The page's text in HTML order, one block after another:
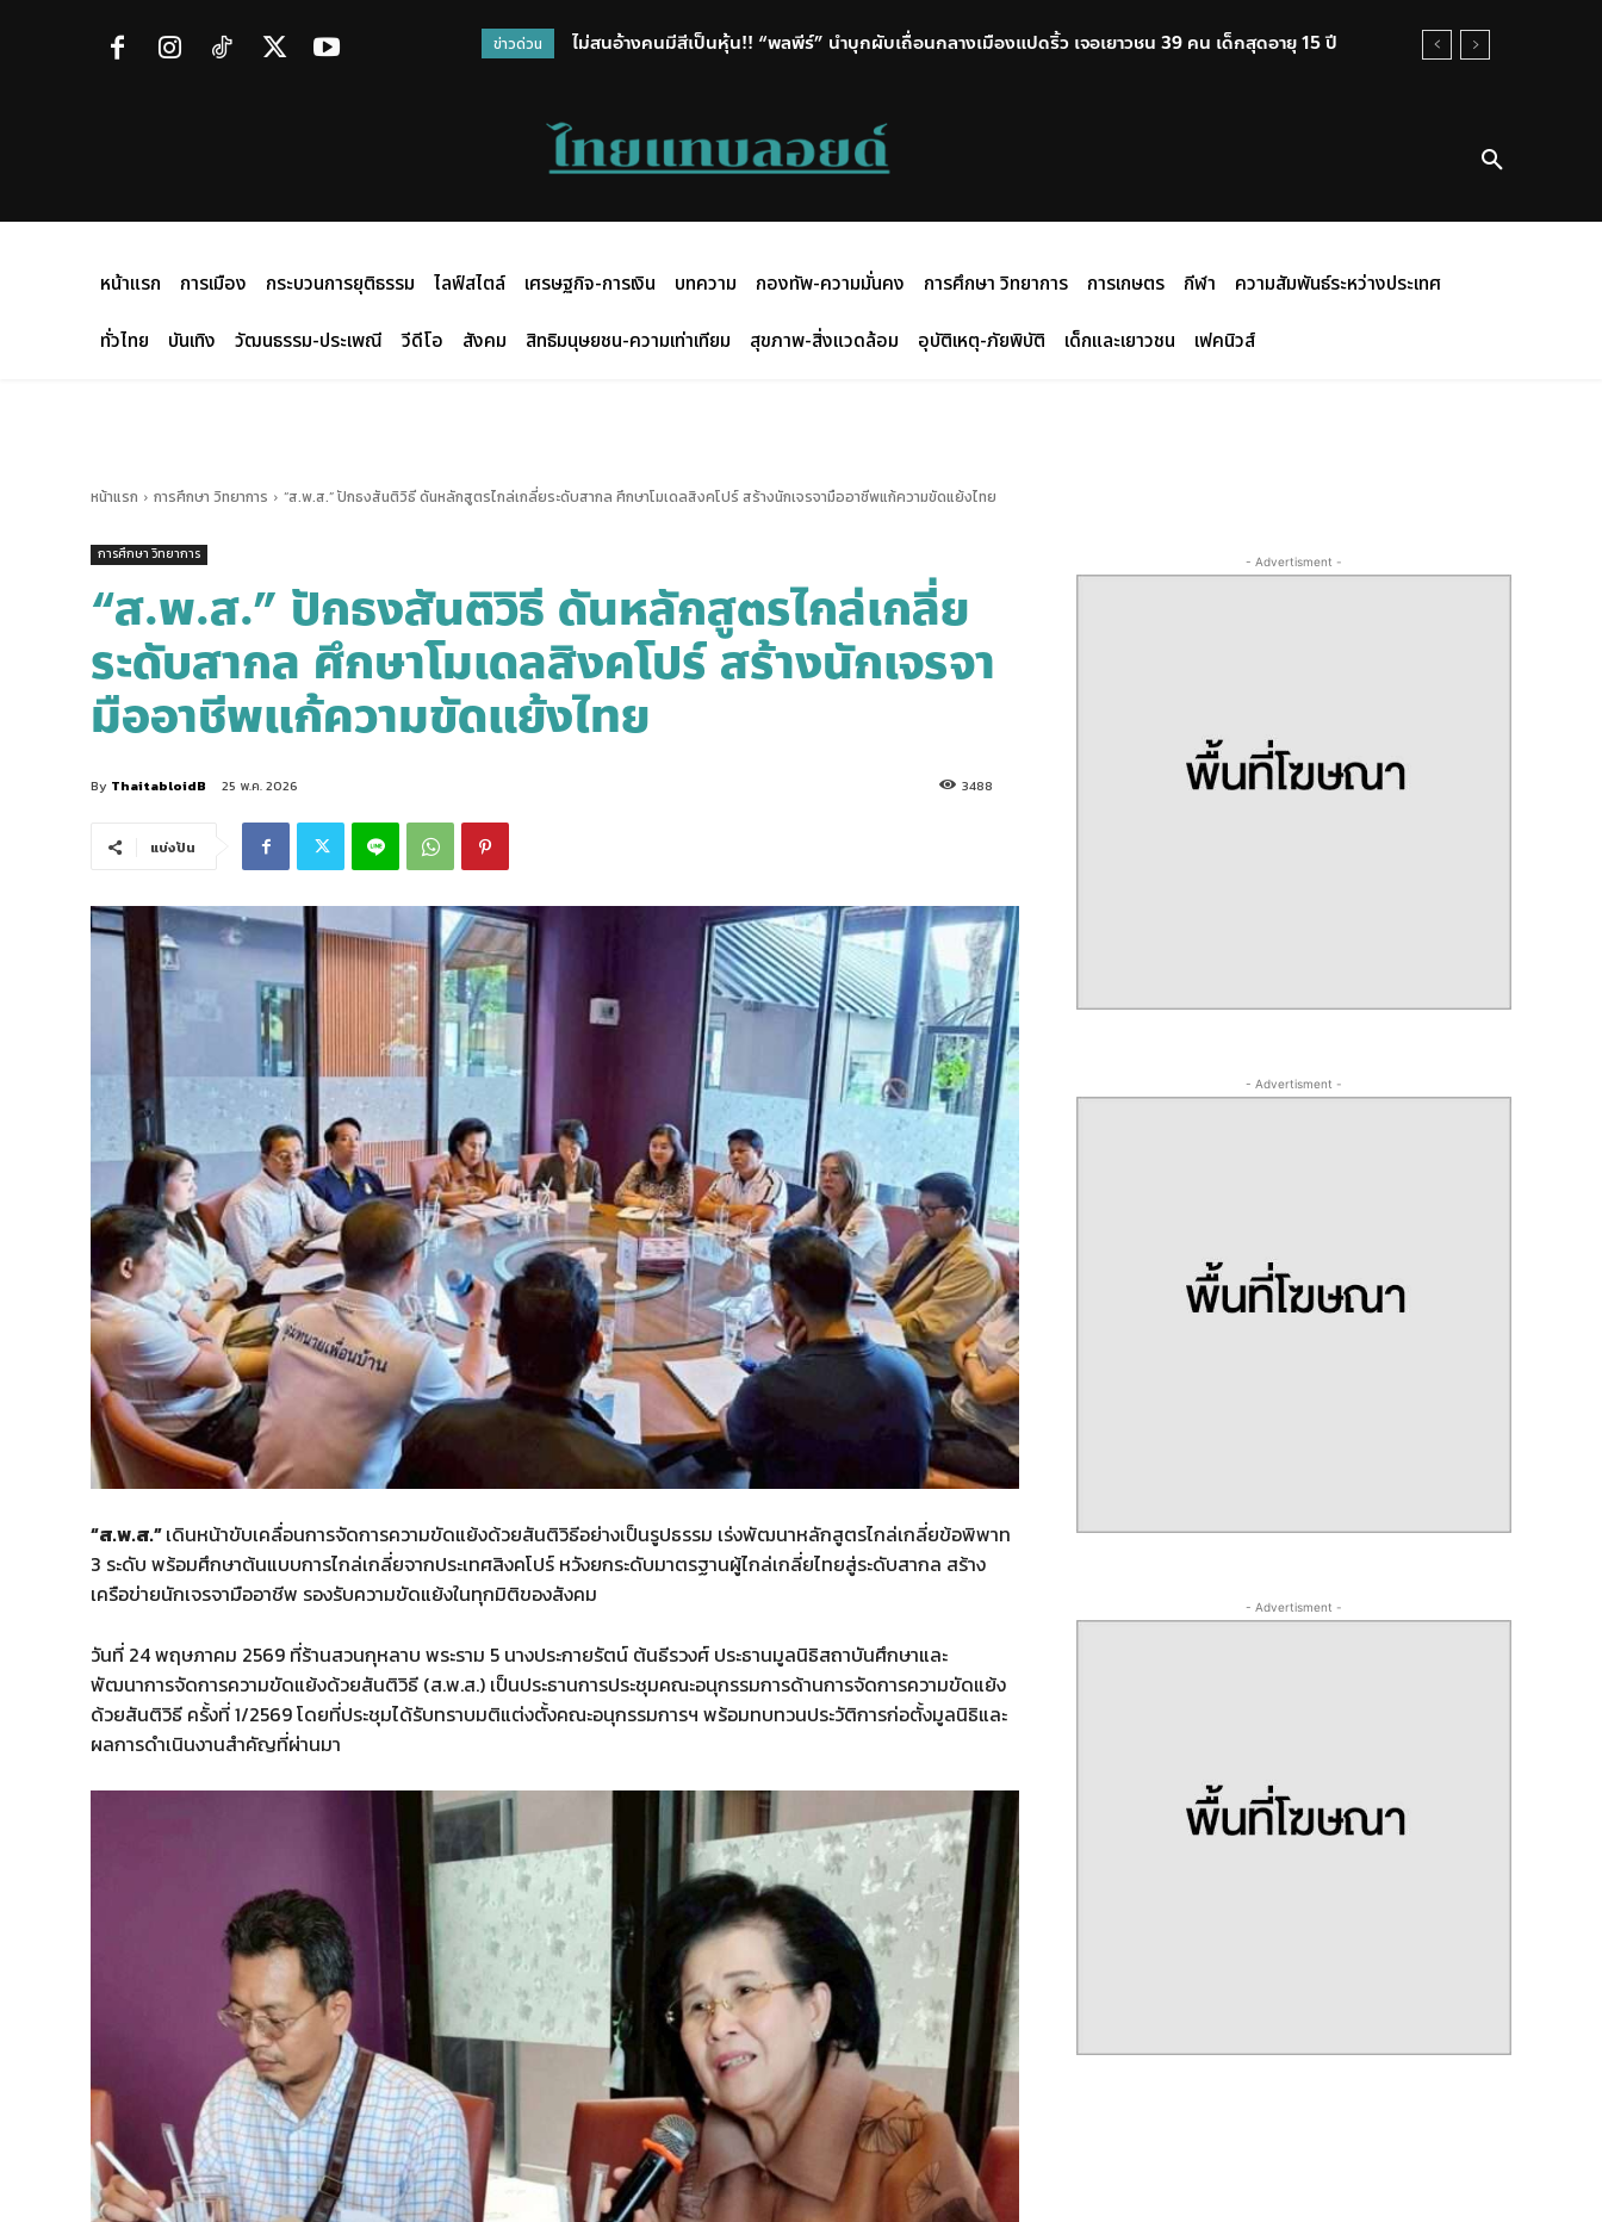
ข่าวด่วน
ไม่สนอ้างคนมีสีเป็นหุ้น!! “พลพีร์” นำบุกผับเถื่อนกลางเมืองแปดริ้ว เจอเยาวชน 39 คน เด็กสุดอายุ 15 ปี
หุ้นลงต่อเนื่อง บาทแข็งสุดในรอบ 6 สัปดาห์ คาดสัปดาห์หน้าเคลื่อนไหวที่ 32.80 – 33.60 บาท/ดอลลาร์
หน้าแรก การเมือง กระบวนการยุติธรรม ไลฟ์สไตล์ เศรษฐกิจ-การเงิน บทความ กองทัพ-ความมั่นคง การศึกษา วิทยาการ การเกษตร กีฬา
ความสัมพันธ์ระหว่างประเทศ
ทั่วไทย
บันเทิง วัฒนธรรม-ประเพณี วีดีโอ สังคม สิทธิมนุษยชน-ความเท่าเทียม สุขภาพ-สิ่งแวดล้อม อุบัติเหตุ-ภัยพิบัติ เด็กและเยาวชน เฟคนิวส์
หน้าแรก การศึกษา วิทยาการ “ส.พ.ส.” ปักธงสันติวิธี ดันหลักสูตรไกล่เกลี่ยระดับสากล ศึกษาโมเดลสิงคโปร์ สร้างนักเจรจามืออาชีพแก้ความขัดแย้งไทย
การศึกษา วิทยาการ
“ส.พ.ส.” ปักธงสันติวิธี ดันหลักสูตรไกล่เกลี่ย
ระดับสากล ศึกษาโมเดลสิงคโปร์ สร้างนักเจรจา
มืออาชีพแก้ความขัดแย้งไทย
By ThaitabloidB 25 พ.ค. 2026 3488
แบ่งปัน
“ส.พ.ส.”เดินหน้าขับเคลื่อนการจัดการความขัดแย้งด้วยสันติวิธีอย่างเป็นรูปธรรม เร่งพัฒนาหลักสูตรไกล่เกลี่ยข้อพิพาท
3 ระดับ พร้อมศึกษาต้นแบบการไกล่เกลี่ยจากประเทศสิงคโปร์ หวังยกระดับมาตรฐานผู้ไกล่เกลี่ยไทยสู่ระดับสากล สร้าง
เครือข่ายนักเจรจามืออาชีพ รองรับความขัดแย้งในทุกมิติของสังคม
วันที่ 24 พฤษภาคม 2569 ที่ร้านสวนกุหลาบ พระราม 5 นางประกายรัตน์ ต้นธีรวงศ์ ประธานมูลนิธิสถาบันศึกษาและ
พัฒนาการจัดการความขัดแย้งด้วยสันติวิธี (ส.พ.ส.) เป็นประธานการประชุมคณะอนุกรรมการด้านการจัดการความขัดแย้ง
ด้วยสันติวิธี ครั้งที่ 1/2569 โดยที่ประชุมได้รับทราบมติแต่งตั้งคณะอนุกรรมการฯ พร้อมทบทวนประวัติการก่อตั้งมูลนิธิและ
ผลการดำเนินงานสำคัญที่ผ่านมา
- Advertisment -
- Advertisment -
- Advertisment -